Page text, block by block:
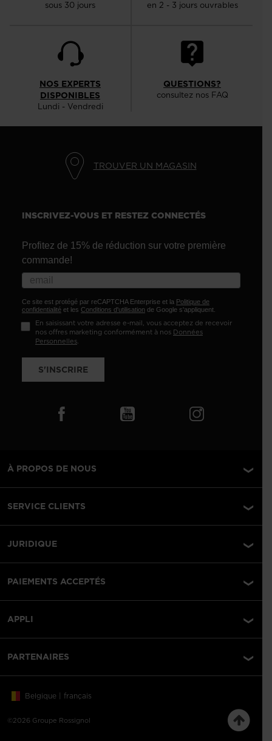
sous 30 jours en 2 - 3 jours ouvrables
NOS EXPERTS
DISPONIBLES
Lundi - Vendredi
QUESTIONS?
consultez nos FAQ
TROUVER UN MAGASIN
INSCRIVEZ-VOUS ET RESTEZ CONNECTÉS
Profitez de 15% de réduction sur votre première
commande!
Ce site est protégé par reCAPTCHA Enterprise et la Politique de
confidentialité et les Conditions d'utilisation de Google s'appliquent.
En saisissant votre adresse e-mail, vous acceptez de recevoir
nos offres marketing conformément à nos Données
Personnelles.
S'INSCRIRE
À PROPOS DE NOUS
SERVICE CLIENTS
JURIDIQUE
PAIEMENTS ACCEPTÉS
APPLI
PARTENAIRES
©2026 Groupe Rossignol
Belgique | français